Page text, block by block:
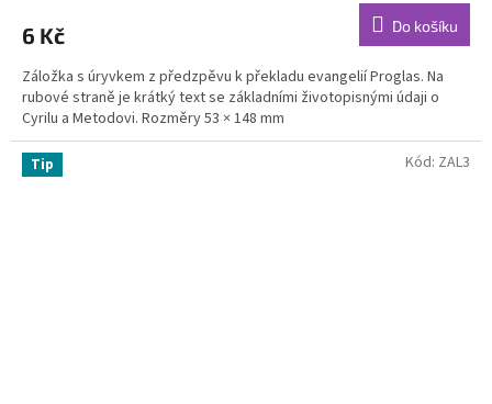
je
z
5
hvězdiček.
6 Kč Do košíku
Záložka s úryvkem z předzpěvu k překladu evangelií Proglas. Na
rubové straně je krátký text se základními životopisnými údaji o
Cyrilu a Metodovi. Rozměry 53 × 148 mm
Tip Kód: ZAL3